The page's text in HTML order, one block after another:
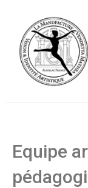
contenu
Equipe